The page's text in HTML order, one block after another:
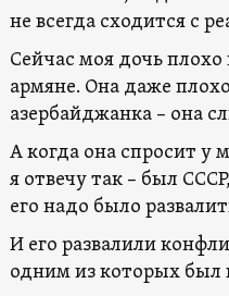
не всегда сходится с
Сейчас моя дочь
армяне. Она даже
азербайджанка – она
А когда она спросит у
я отвечу так – был
его надо было
И его развалили
одним из которых был